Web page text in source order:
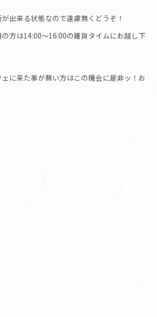
出来る状態なので遠慮無くどうぞ！
方は14:00〜16:00の雑貨タイムにお越し下
に来た事が無い方はこの機会に是非ッ！お